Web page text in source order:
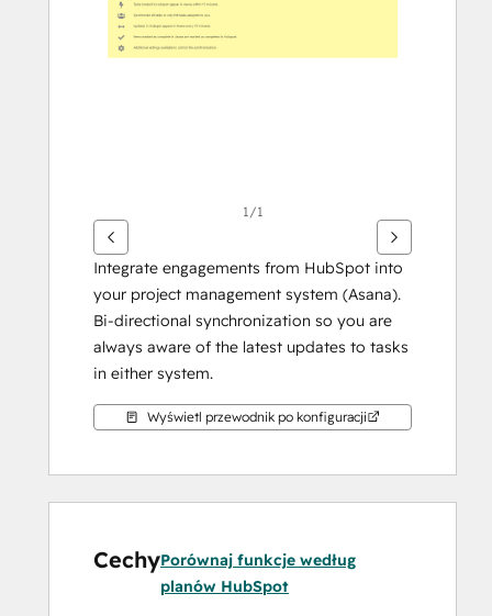
1/1
Integrate engagements from HubSpot into
your project management system (Asana).
Bi-directional synchronization so you are
always aware of the latest updates to tasks
in either system.
Wyświetl przewodnik po konfiguracji
CechyPorównaj funkcje według
planów HubSpot